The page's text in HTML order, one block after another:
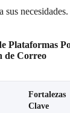
sus necesidades.
Plataformas
de Correo
Fortalezas
Clave